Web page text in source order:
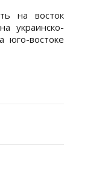
на восток
украинско-
юго-востоке